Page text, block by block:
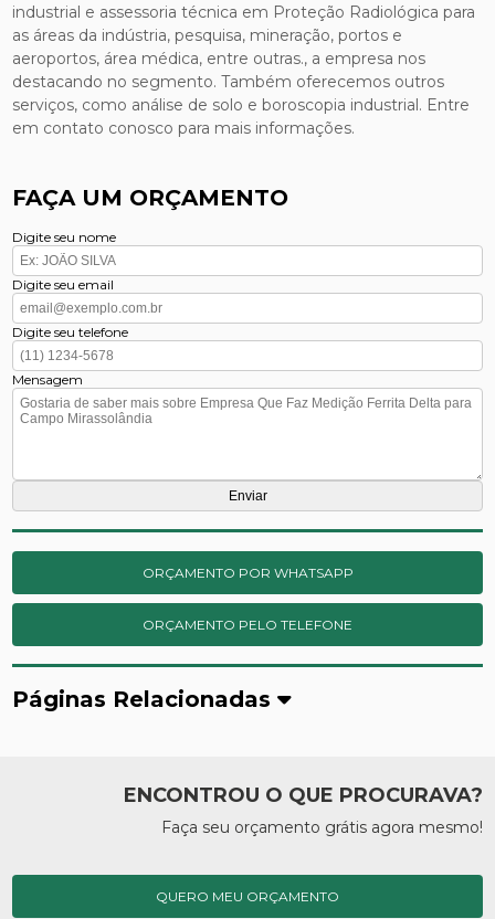
industrial e assessoria técnica em Proteção Radiológica para
as áreas da indústria, pesquisa, mineração, portos e
aeroportos, área médica, entre outras., a empresa nos
destacando no segmento. Também oferecemos outros
serviços, como análise de solo e boroscopia industrial. Entre
em contato conosco para mais informações.
FAÇA UM ORÇAMENTO
Digite seu nome
Digite seu email
Digite seu telefone
Mensagem
ORÇAMENTO POR WHATSAPP
ORÇAMENTO PELO TELEFONE
Páginas Relacionadas
ENCONTROU O QUE PROCURAVA?
Faça seu orçamento grátis agora mesmo!
QUERO MEU ORÇAMENTO